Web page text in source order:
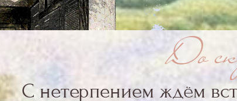
Нуркен &
Айзада